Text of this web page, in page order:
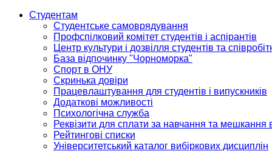
Студентам
Студентське самоврядування
Профспілковий комітет студентів і аспірантів
Центр культури і дозвілля студентів та
База відпочинку "Чорноморка"
Спорт в ОНУ
Скринька довіри
Працевлаштування для студентів і випускників
Додаткові можливості
Психологічна служба
Реквізити для сплати за навчання та мешкання
Рейтингові списки
Університетський каталог вибіркових дисциплін